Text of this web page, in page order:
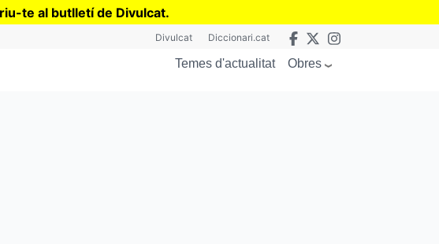
te al butlletí de Divulcat.
Divulcat Diccionari.cat
Temes d'actualitat Obres